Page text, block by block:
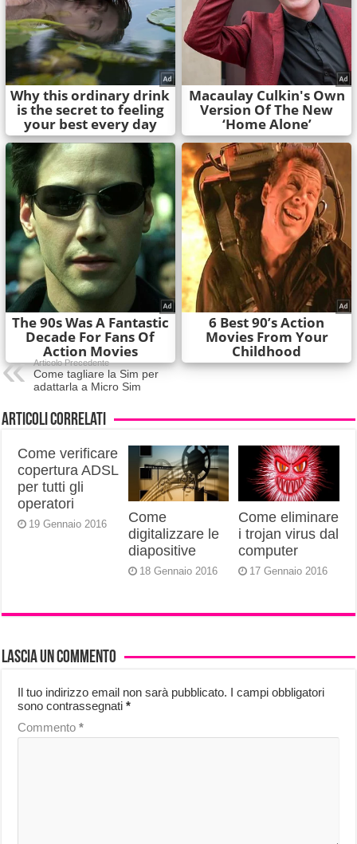
Articolo Precedente
Come tagliare la Sim per
adattarla a Micro Sim
Articoli correlati
Come verificare
copertura ADSL
per tutti gli
operatori
19 Gennaio 2016
Come
digitalizzare le
diapositive
18 Gennaio 2016
Come eliminare
i trojan virus dal
computer
17 Gennaio 2016
Lascia un commento
Il tuo indirizzo email non sarà pubblicato. I campi obbligatori
sono contrassegnati*
Commento*